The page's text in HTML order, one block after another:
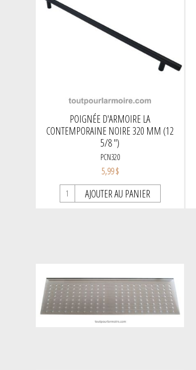
POIGNÉE D'ARMOIRE LA
CONTEMPORAINE NOIRE 320 MM (12
5/8 ")
PCN320
5,99 $
AJOUTER AU PANIER